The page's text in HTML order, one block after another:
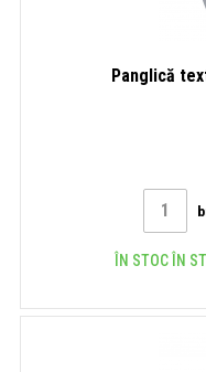
Panglică
ÎN STOC ÎN